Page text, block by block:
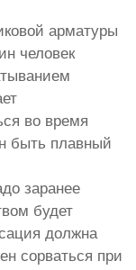
арматуры
человек
во время
быть плавный
заранее
будет
должна
сорваться при